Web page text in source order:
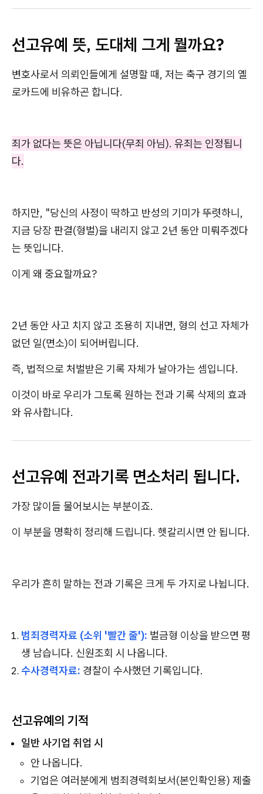
선고유예 뜻, 도대체 그게 뭘까요?
변호사로서 의뢰인들에게 설명할 때, 저는 축구 경기의 옐
로카드에 비유하곤 합니다.
죄가 없다는 뜻은 아닙니다(무죄 아님). 유죄는 인정됩니
다.
하지만, "당신의 사정이 딱하고 반성의 기미가 뚜렷하니,
지금 당장 판결(형벌)을 내리지 않고 2년 동안 미뤄주겠다
는 뜻입니다.
이게 왜 중요할까요?
2년 동안 사고 치지 않고 조용히 지내면, 형의 선고 자체가
없던 일(면소)이 되어버립니다.
즉, 법적으로 처벌받은 기록 자체가 날아가는 셈입니다.
이것이 바로 우리가 그토록 원하는 전과 기록 삭제의 효과
와 유사합니다.
선고유예 전과기록 면소처리 됩니다.
가장 많이들 물어보시는 부분이죠.
이 부분을 명확히 정리해 드립니다. 헷갈리시면 안 됩니다.
우리가 흔히 말하는 전과 기록은 크게 두 가지로 나뉩니다.
범죄경력자료 (소위 '빨간 줄'): 벌금형 이상을 받으면 평
생 남습니다. 신원조회 시 나옵니다.
수사경력자료: 경찰이 수사했던 기록입니다.
선고유예의 기적
일반 사기업 취업 시
안 나옵니다.
기업은 여러분에게 범죄경력회보서(본인확인용) 제출